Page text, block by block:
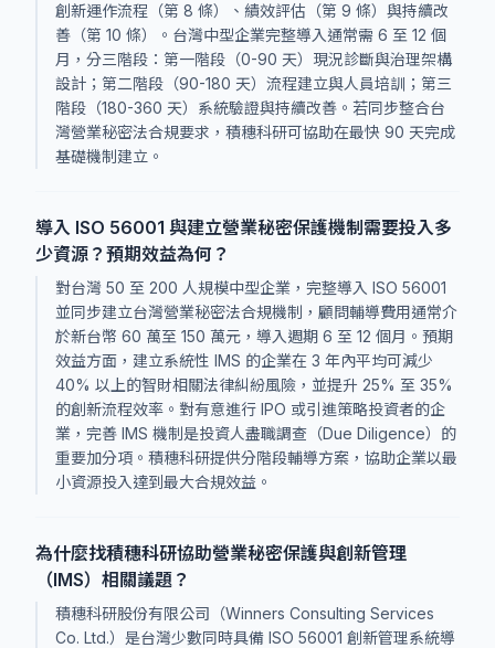
創新運作流程（第 8 條）、績效評估（第 9 條）與持續改
善（第 10 條）。台灣中型企業完整導入通常需 6 至 12 個
月，分三階段：第一階段（0-90 天）現況診斷與治理架構
設計；第二階段（90-180 天）流程建立與人員培訓；第三
階段（180-360 天）系統驗證與持續改善。若同步整合台
灣營業秘密法合規要求，積穗科研可協助在最快 90 天完成
基礎機制建立。
導入 ISO 56001 與建立營業秘密保護機制需要投入多
少資源？預期效益為何？
對台灣 50 至 200 人規模中型企業，完整導入 ISO 56001
並同步建立台灣營業秘密法合規機制，顧問輔導費用通常介
於新台幣 60 萬至 150 萬元，導入週期 6 至 12 個月。預期
效益方面，建立系統性 IMS 的企業在 3 年內平均可減少
40% 以上的智財相關法律糾紛風險，並提升 25% 至 35%
的創新流程效率。對有意進行 IPO 或引進策略投資者的企
業，完善 IMS 機制是投資人盡職調查（Due Diligence）的
重要加分項。積穗科研提供分階段輔導方案，協助企業以最
小資源投入達到最大合規效益。
為什麼找積穗科研協助營業秘密保護與創新管理
（IMS）相關議題？
積穗科研股份有限公司（Winners Consulting Services
Co. Ltd.）是台灣少數同時具備 ISO 56001 創新管理系統導